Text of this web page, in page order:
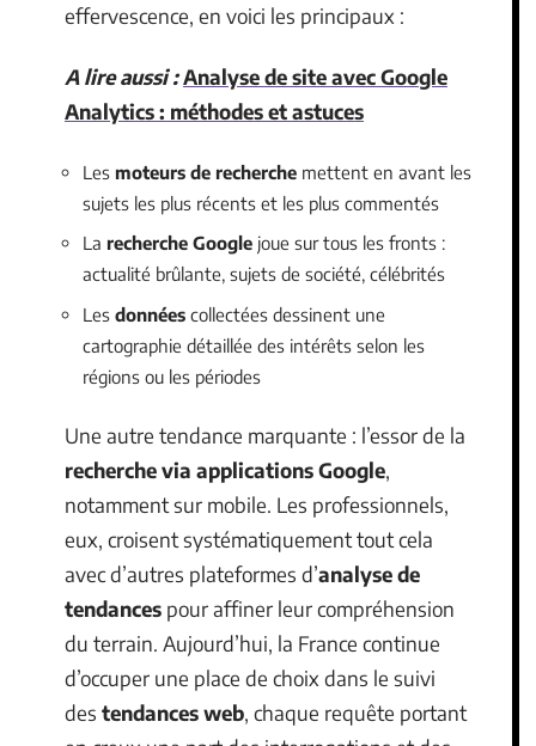
effervescence, en voici les principaux :
A lire aussi :Analyse de site avec Google
Analytics : méthodes et astuces
Les moteurs de recherche mettent en avant les
sujets les plus récents et les plus commentés
La recherche Google joue sur tous les fronts :
actualité brûlante, sujets de société, célébrités
Les données collectées dessinent une
cartographie détaillée des intérêts selon les
régions ou les périodes
Une autre tendance marquante : l’essor de la
recherche via applications Google,
notamment sur mobile. Les professionnels,
eux, croisent systématiquement tout cela
avec d’autres plateformes d’analyse de
tendances pour affiner leur compréhension
du terrain. Aujourd’hui, la France continue
d’occuper une place de choix dans le suivi
des tendances web, chaque requête portant